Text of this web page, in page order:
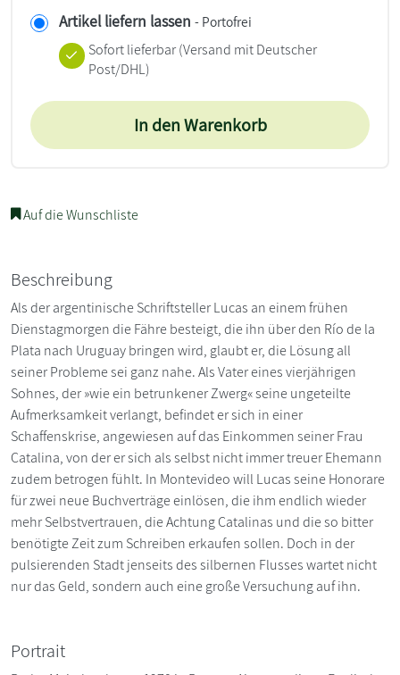
Artikel liefern lassen - Portofrei
Sofort lieferbar(Versand mit Deutscher
Post/DHL)
In den Warenkorb
Auf die Wunschliste
Beschreibung
Als der argentinische Schriftsteller Lucas an einem frühen
Dienstagmorgen die Fähre besteigt, die ihn über den Río de la
Plata nach Uruguay bringen wird, glaubt er, die Lösung all
seiner Probleme sei ganz nahe. Als Vater eines vierjährigen
Sohnes, der »wie ein betrunkener Zwerg« seine ungeteilte
Aufmerksamkeit verlangt, befindet er sich in einer
Schaffenskrise, angewiesen auf das Einkommen seiner Frau
Catalina, von der er sich als selbst nicht immer treuer Ehemann
zudem betrogen fühlt. In Montevideo will Lucas seine Honorare
für zwei neue Buchverträge einlösen, die ihm endlich wieder
mehr Selbstvertrauen, die Achtung Catalinas und die so bitter
benötigte Zeit zum Schreiben erkaufen sollen. Doch in der
pulsierenden Stadt jenseits des silbernen Flusses wartet nicht
nur das Geld, sondern auch eine große Versuchung auf ihn.
Portrait